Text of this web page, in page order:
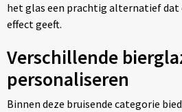
het glas een prachtig alternatief
effect geeft.
Verschillende
personaliseren
Binnen deze bruisende categorie